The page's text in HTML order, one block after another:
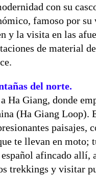
con su
famoso por
y la visita en las
de material
del norte.
Ha Giang, donde
(Ha Giang Loop).
te llevan en
afincado allí,
trekkings y visitar